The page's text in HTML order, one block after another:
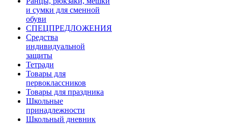
и сумки для сменной
обуви
СПЕЦПРЕДЛОЖЕНИЯ
Средства
индивидуальной
защиты
Тетради
Товары для
первоклассников
Товары для праздника
Школьные
принадлежности
Школьный дневник